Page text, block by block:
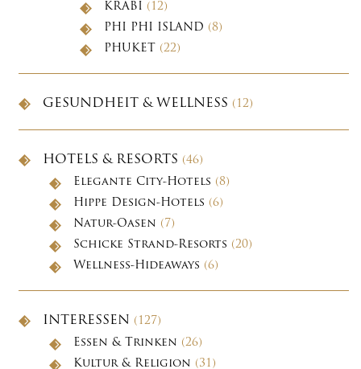
KRABI (12)
PHI PHI ISLAND (8)
PHUKET (22)
GESUNDHEIT & WELLNESS (12)
HOTELS & RESORTS (46)
Elegante City-Hotels (8)
Hippe Design-Hotels (6)
Natur-Oasen (7)
Schicke Strand-Resorts (20)
Wellness-Hideaways (6)
INTERESSEN (127)
Essen & Trinken (26)
Kultur & Religion (31)